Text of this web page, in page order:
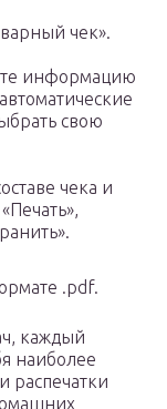
чек».
информацию
свою
чека и
.pdf.
каждый
наиболее
распечатки